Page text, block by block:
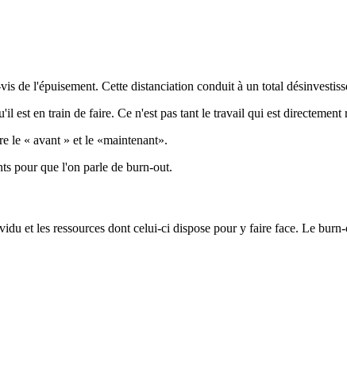
de l'épuisement. Cette distanciation conduit à un total
est en train de faire. Ce n'est pas tant le travail qui est
le « avant » et le «maintenant».
pour que l'on parle de burn-out.
et les ressources dont celui-ci dispose pour y faire face. Le